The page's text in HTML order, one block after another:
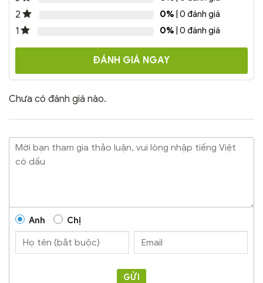
một cảm giác trưởng
thành và đầy cá tính.
2 0% | 0 đánh giá
1 0% | 0 đánh giá
ĐÁNH GIÁ NGAY
Chưa có đánh giá nào.
Anh Chị
GỬI